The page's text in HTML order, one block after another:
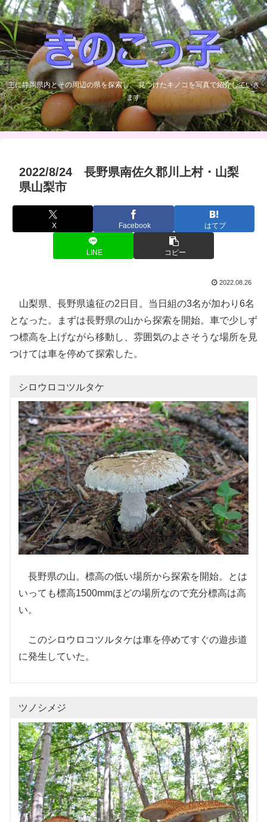
主に静岡県内とその周辺の県を探索し、 見つけたキノコを写真で紹介していき
ます
2022/8/24 長野県南佐久郡川上村・山梨
県山梨市
X Facebook はてブ
LINE コピー
2022.08.26
山梨県、長野県遠征の2日目。当日組の3名が加わり6名
となった。まずは長野県の山から探索を開始。車で少しず
つ標高を上げながら移動し、雰囲気のよさそうな場所を見
つけては車を停めて探索した。
シロウロコツルタケ
長野県の山。標高の低い場所から探索を開始。とは
いっても標高1500mmほどの場所なので充分標高は高
い。
このシロウロコツルタケは車を停めてすぐの遊歩道
に発生していた。
ツノシメジ